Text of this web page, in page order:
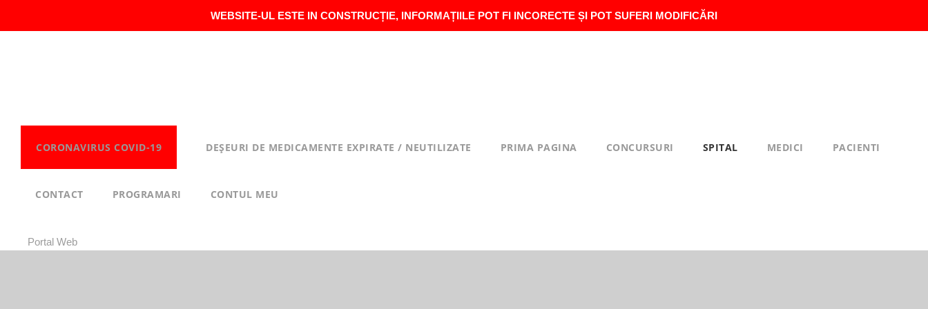
WEBSITE-UL ESTE IN CONSTRUCȚIE, INFORMAȚIILE POT FI INCORECTE ȘI POT SUFERI MODIFICĂRI
CORONAVIRUS COVID-19 DEȘEURI DE MEDICAMENTE EXPIRATE / NEUTILIZATE PRIMA PAGINA CONCURSURI SPITAL MEDICI PACIENTI
CONTACT PROGRAMARI CONTUL MEU
Portal Web